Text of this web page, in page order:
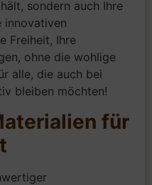
sondern auch Ihre
innovativen
Freiheit, Ihre
ohne die wohlige
alle, die auch bei
bleiben möchten!
für